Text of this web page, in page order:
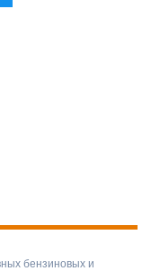
бензиновых и